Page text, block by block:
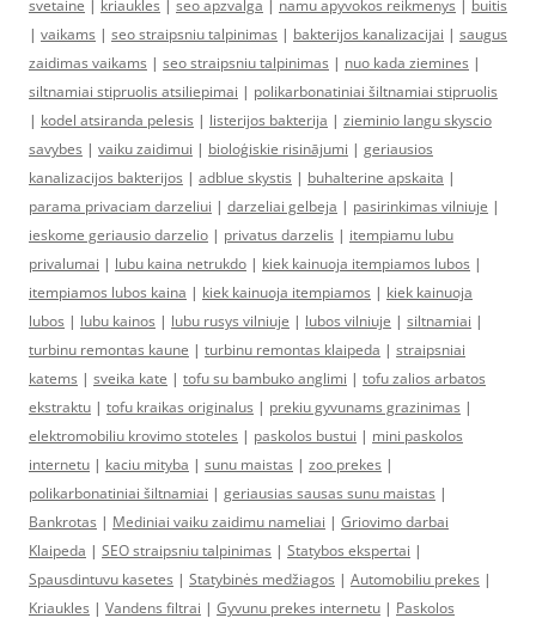
svetaine | kriaukles | seo apzvalga | namu apyvokos reikmenys | buitis
| vaikams | seo straipsniu talpinimas | bakterijos kanalizacijai | saugus
zaidimas vaikams | seo straipsniu talpinimas | nuo kada ziemines |
siltnamiai stipruolis atsiliepimai | polikarbonatiniai šiltnamiai stipruolis
| kodel atsiranda pelesis | listerijos bakterija | zieminio langu skyscio
savybes | vaiku zaidimui | bioloģiskie risinājumi | geriausios
kanalizacijos bakterijos | adblue skystis | buhalterine apskaita |
parama privaciam darzeliui | darzeliai gelbeja | pasirinkimas vilniuje |
ieskome geriausio darzelio | privatus darzelis | itempiamu lubu
privalumai | lubu kaina netrukdo | kiek kainuoja itempiamos lubos |
itempiamos lubos kaina | kiek kainuoja itempiamos | kiek kainuoja
lubos | lubu kainos | lubu rusys vilniuje | lubos vilniuje | siltnamiai |
turbinu remontas kaune | turbinu remontas klaipeda | straipsniai
katems | sveika kate | tofu su bambuko anglimi | tofu zalios arbatos
ekstraktu | tofu kraikas originalus | prekiu gyvunams grazinimas |
elektromobiliu krovimo stoteles | paskolos bustui | mini paskolos
internetu | kaciu mityba | sunu maistas | zoo prekes |
polikarbonatiniai šiltnamiai | geriausias sausas sunu maistas |
Bankrotas | Mediniai vaiku zaidimu nameliai | Griovimo darbai
Klaipeda | SEO straipsniu talpinimas | Statybos ekspertai |
Spausdintuvu kasetes | Statybinės medžiagos | Automobiliu prekes |
Kriaukles | Vandens filtrai | Gyvunu prekes internetu | Paskolos